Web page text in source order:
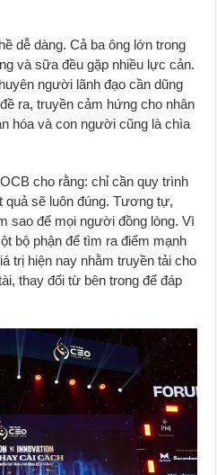
dễ dàng. Cả ba ông lớn trong
và sữa đều gặp nhiều lực cản.
người lãnh đạo cần dũng
ra, truyền cảm hứng cho nhân
hóa và con người cũng là chìa
cho rằng: chỉ cần quy trình
sẽ luôn đúng. Tương tự,
sao để mọi người đồng lòng. Vì
bộ phận để tìm ra điểm mạnh
trị hiện nay nhằm truyền tải cho
thay đổi từ bên trong để đáp